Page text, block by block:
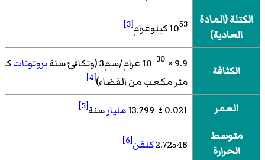
الكتلة (المادة
العادية)
1053 كيلوغرام[3]
الكثافة 9.9
×
10−30 غرام/سم3 (وتكافئ ستةبروتونات
متر مكعب من الفضاء)[4]
العمر 13.799 ±0.021 مليارسنة[5]
متوسط
الحرارة
2.72548كلفن[6]